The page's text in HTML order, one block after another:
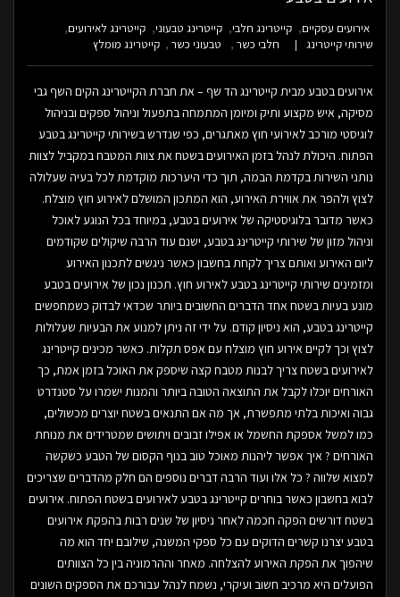
אירועים עסקיים קייטרינג חלבי קייטרינג טבעוני
קייטרינג לאירועים
שירותי קייטרינג
חלבי כשר טבעוני כשר קייטרינג מומלץ
אירועים בטבע מבית קייטרינג הד שף – את חברת הקייטרינג הקים השף גבי
מסיקה, איש מקצוע ותיק ומיומן המתמחה בתפעול וניהול ספקים ובניהול
לוגיסטי מורכב לאירועי חוץ מאתגרים, כפי שנדרש בשירותי קייטרינג בטבע
הפתוח. היכולת לנהל בזמן האירועים בשטח את צוות המטבח במקביל לצוות
נותני השירות בקדמת הבמה, תוך כדי היערכות מוקדמת לכל בעיה שעלולה
לצוץ ולהפר את אווירת האירוע, הוא המתכון המושלם לאירוע חוץ מוצלח.
כאשר מדובר בלוגיסטיקה של אירועים בטבע, במיוחד בכל הנוגע לאוכל
וניהול מזון של שירותי קייטרינג בטבע, ישנם עוד הרבה שיקולים שקודמים
ליום האירוע ואותם צריך לקחת בחשבון כאשר ניגשים לתכנון האירוע
ומזמינים שירותי קייטרינג בטבע לאירוע חוץ. תכנון נכון של אירועים בטבע
מונע בעיות בשטח אחד הדברים החשובים ביותר שכדאי לבדוק כשמחפשים
קייטרינג בטבע, הוא ניסיון קודם. על ידי זה ניתן למנוע את הבעיות שעלולות
לצוץ וכך לקיים אירוע חוץ מוצלח עם אפס תקלות. כאשר מכינים קייטרינג
לאירועים בשטח צריך לבנות מטבח קצה שיספק את האוכל בזמן אמת, כך
האורחים יוכלו לקבל את התוצאה הטובה ביותר והמנות ישמרו על סטנדרט
גבוה ואיכות בלתי מתפשרת, אך מה אם התנאים בשטח יוצרים מכשולים,
כמו למשל אספקת החשמל או אפילו זבובים ויתושים שמטרידים את מנוחת
האורחים ? איך אפשר ליהנות מאוכל טוב בנוף הקסום של הטבע כשקשה
למצוא שלווה ? כל אלו ועוד הרבה דברים נוספים הם חלק מהדברים שצריכים
לבוא בחשבון כאשר בוחרים קייטרינג בטבע לאירועים בשטח הפתוח. אירועים
בשטח דורשים הפקה חכמה לאחר ניסיון של שנים רבות בהפקת אירועים
בטבע יצרנו קשרים הדוקים עם כל ספקי המשנה, שילובם יחד הוא מה
שיהפוך את הפקת האירוע להצלחה. מאחר וההרמוניה בין כל הצוותים
הפועלים היא מרכיב חשוב ועיקרי, נשמח לנהל עבורכם את הספקים השונים